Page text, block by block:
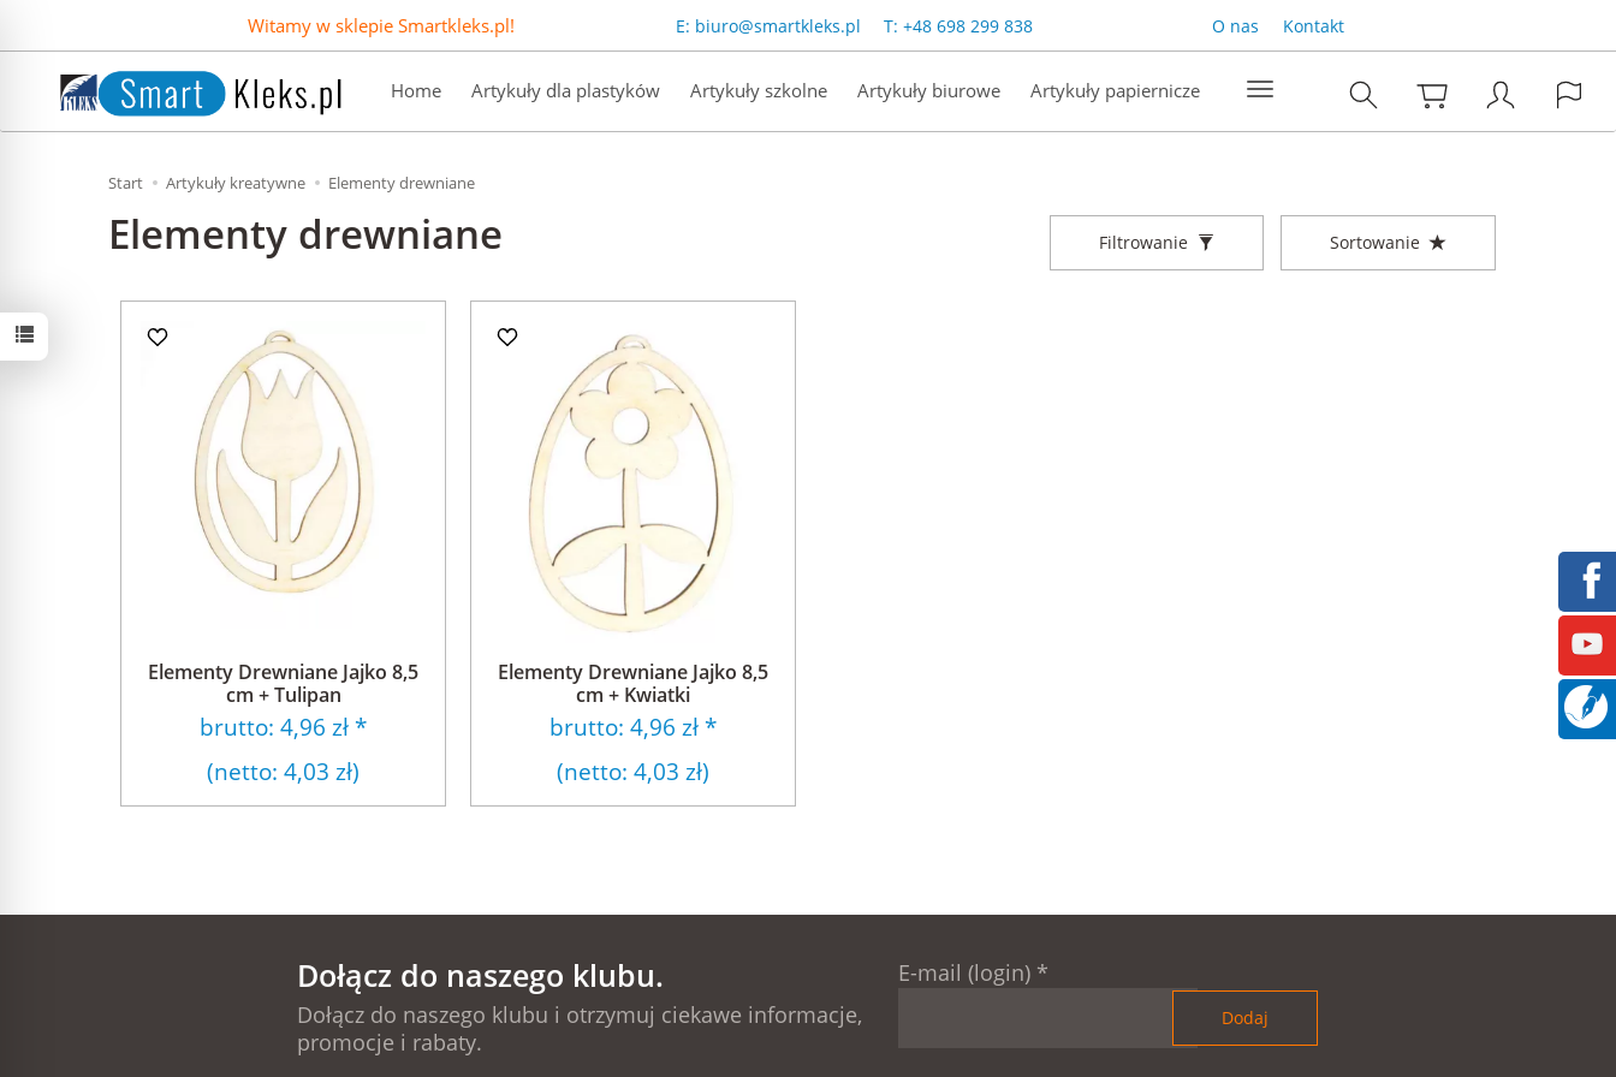
Witamy w sklepie Smartkleks.pl! E: biuro@smartkleks.pl T: +48 698 299 838 O nas Kontakt
Home Artykuły dla plastyków Artykuły szkolne Artykuły biurowe Artykuły papiernicze
Start Artykuły kreatywne Elementy drewniane
Elementy drewniane Filtrowanie Sortowanie
Elementy Drewniane Jajko 8,5
cm + Tulipan
brutto: 4,96 zł *
(netto: 4,03 zł)
Elementy Drewniane Jajko 8,5
cm + Kwiatki
brutto: 4,96 zł *
(netto: 4,03 zł)
Dołącz do naszego klubu.
Dołącz do naszego klubu i otrzymuj ciekawe informacje,
promocje i rabaty.
E-mail (login) *